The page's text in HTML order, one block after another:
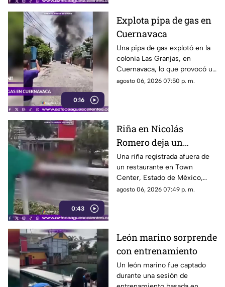
0:16
Explota pipa de gas en
Cuernavaca
Una pipa de gas explotó en la
colonia Las Granjas, en
Cuernavaca, lo que provocó un
despliegue de bomberos y
agosto 06, 2026 07:50 p. m.
0:43
Riña en Nicolás
Romero deja un
hombre muerto
Una riña registrada afuera de
un restaurante en Town
Center, Estado de México,
dejó un hombre sin vida.
agosto 06, 2026 07:49 p. m.
León marino sorprende
con entrenamiento
Un león marino fue captado
durante una sesión de